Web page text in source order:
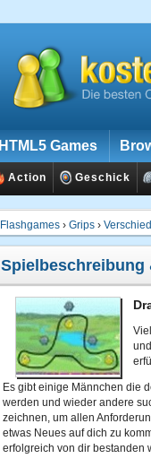
HTML5 Games
Action Geschick
Flashgames › Grips ›
Spielbeschreibung
Es gibt einige Männchen die
werden und wieder andere
zeichnen, um allen
etwas Neues auf dich zu
erfolgreich von dir bestanden